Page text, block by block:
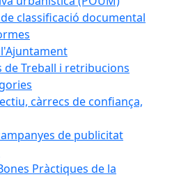
classificació documental
de Treball i retribucions
càrrecs de confiança,
de publicitat
Pràctiques de la